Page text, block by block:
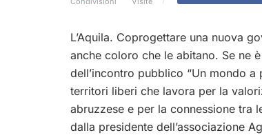
L’Aquila. Coprogettare una nuova
anche coloro che le abitano. Se ne
dell’incontro pubblico “Un mondo a
territori liberi che lavora per la
abruzzese e per la connessione tra
dalla presidente dell’associazione